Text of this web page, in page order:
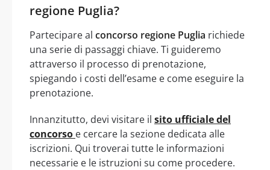
regione Puglia?
Partecipare al concorso regione Puglia richiede
una serie di passaggi chiave. Ti guideremo
attraverso il processo di prenotazione,
spiegando i costi dell’esame e come eseguire la
prenotazione.
Innanzitutto, devi visitare il sito ufficiale del
concorso e cercare la sezione dedicata alle
iscrizioni. Qui troverai tutte le informazioni
necessarie e le istruzioni su come procedere.